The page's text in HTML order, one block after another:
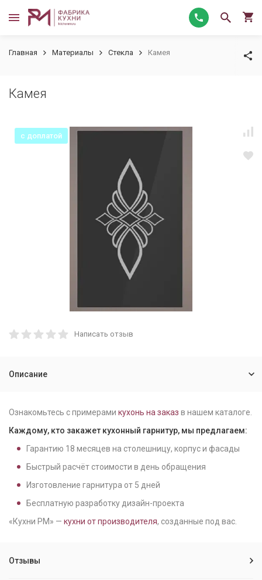
Главная Материалы Стекла Камея
Камея
с доплатой
Написать отзыв
Описание
Ознакомьтесь с примерами кухонь на заказ в нашем каталоге.
Каждому, кто закажет кухонный гарнитур, мы предлагаем:
Гарантию 18 месяцев на столешницу, корпус и фасады
Быстрый расчёт стоимости в день обращения
Изготовление гарнитура от 5 дней
Бесплатную разработку дизайн-проекта
«Кухни РМ» — кухни от производителя, созданные под вас.
Отзывы